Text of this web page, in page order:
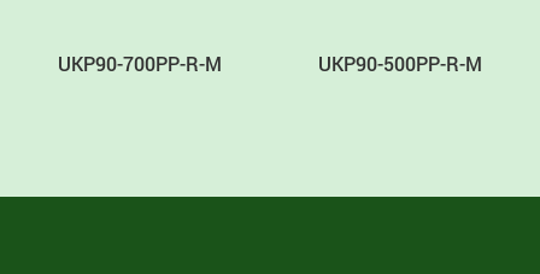
UKP90-700PP-R-M UKP90-500PP-R-M